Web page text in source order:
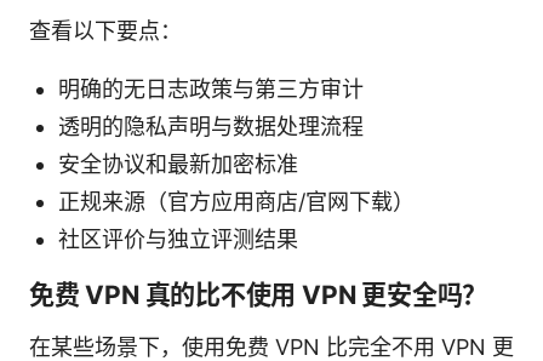
查看以下要点：
明确的无日志政策与第三方审计
透明的隐私声明与数据处理流程
安全协议和最新加密标准
正规来源（官方应用商店/官网下载）
社区评价与独立评测结果
免费 VPN 真的比不使用 VPN 更安全吗？
在某些场景下，使用免费 VPN 比完全不用 VPN 更